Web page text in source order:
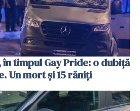
timpul Gay Pride: o dubiță
Un mort și 15 răniți